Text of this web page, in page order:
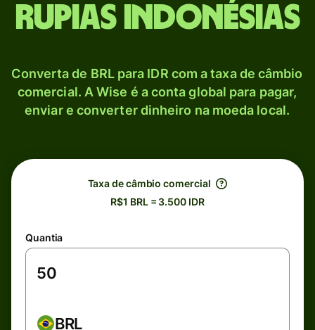
Rupias indonésias
Converta de BRL para IDR com a taxa de câmbio
comercial. A Wise é a conta global para pagar,
enviar e converter dinheiro na moeda local.
Taxa de câmbio comercial
R$1 BRL = 3.500 IDR
Quantia
BRL